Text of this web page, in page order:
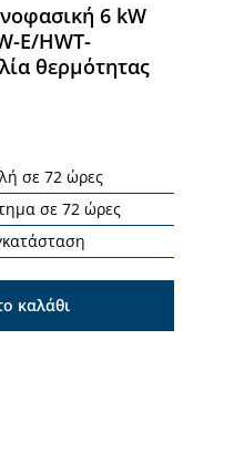
6 kW
E/HWT-
θερμότητας
σε 72 ώρες
σε 72 ώρες
καλάθι